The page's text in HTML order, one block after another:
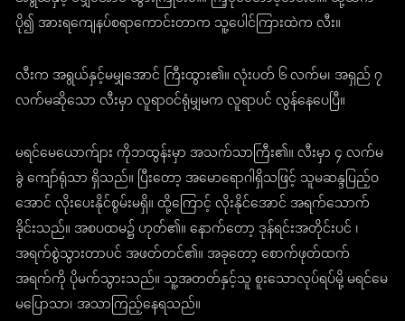
ပို၍ အားရကျေနပ်စရာကောင်းတာက သူ့ပေါင်ကြားထဲက လီး။
လီးက အရွယ်နှင့်မမျှအောင် ကြီးထွား၏။ လုံးပတ် ၆ လက်မ၊ အရှည် ၇
လက်မဆိုသော လီးမှာ လူရာဝင်ရုံမျှမက လူရာပင် လွန်နေပေပြီ။
မရင်မေယောက်ျား ကိုဘထွန်းမှာ အသက်သာကြီး၏။ လီးမှာ ၄ လက်မ
ခွဲ ကျော်ရုံသာ ရှိသည်။ ပြီးတော့ အမောရောဂါရှိသဖြင့် သူမဆန္ဒပြည့်ဝ
အောင် လိုးပေးနိုင်စွမ်းမရှိ။ ထို့ကြောင့် လိုးနိုင်အောင် အရက်သောက်
ခိုင်းသည်။ အစပထမ၌ ဟုတ်၏။ နောက်တော့ ဒုန်ရင်းအတိုင်းပင် ၊
အရက်စွဲသွားတာပင် အဖတ်တင်၏။ အခုတော့ စောက်ဖုတ်ထက်
အရက်ကို ပိုမက်သွားသည်။ သူ့အတတ်နှင့်သူ စူးသောလုပ်ရပ်မို့ မရင်မေ
မပြောသာ၊ အသာကြည့်နေရသည်။